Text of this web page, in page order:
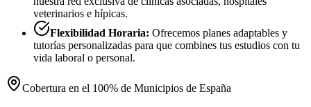
veterinarios e hípicas.
Flexibilidad Horaria: Ofrecemos planes adaptables y
tutorías personalizadas para que combines tus estudios con tu
vida laboral o personal.
Cobertura en el 100% de Municipios de España